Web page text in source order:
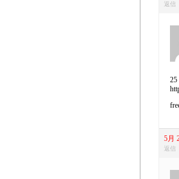
返信
25
5月
返信